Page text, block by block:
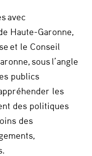
avec
Haute-Garonne,
et le Conseil
sous l’angle
publics
les
des politiques
des